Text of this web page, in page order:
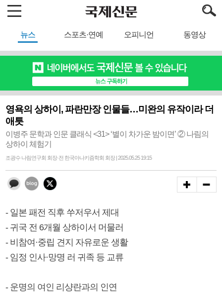
뉴스 스포츠·연예 오피니언 동영상
영욕의 상하이, 파란만장 인물들…미완의 유작이라 더
애틋
이병주 문학과 인문 클래식 <31> ‘별이 차가운 밤이면’ ② 나림의
상하이 체험기
조광수 나림연구회 회장·전 한국아나키즘학회 회장 | 2025.05.25 19:15
- 일본 패전 직후 쑤저우서 제대
- 귀국 전 6개월 상하이서 머물러
- 비참여·중립 견지 자유로운 생활
- 임정 인사·망명 러 귀족 등 교류
- 운명의 여인 리샹란과의 인연